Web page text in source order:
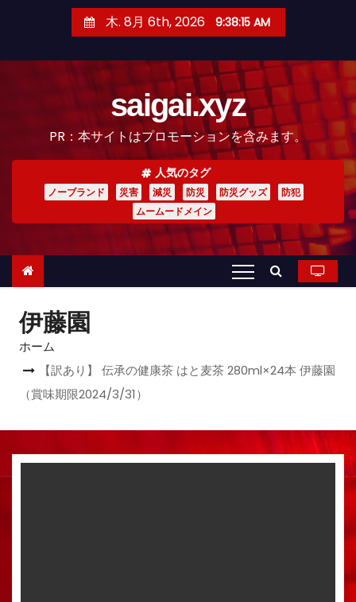
木. 8月 6th, 2026 9:38:16 AM
saigai.xyz
PR：本サイトはプロモーションを含みます。
人気のタグ
ノーブランド 災害 減災 防災 防災グッズ
防犯
ムームードメイン
伊藤園
ホーム
【訳あり】 伝承の健康茶 はと麦茶 280ml×24本 伊藤園
（賞味期限2024/3/31）